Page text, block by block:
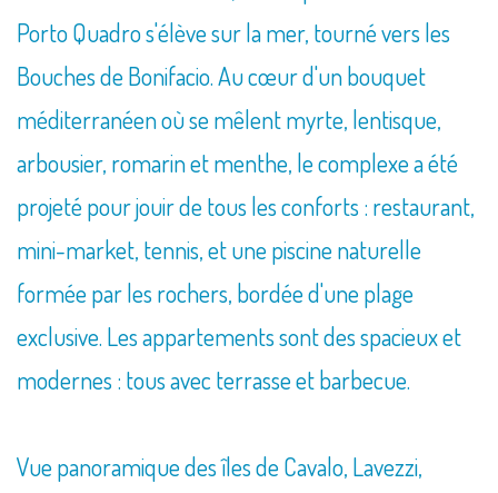
Porto Quadro s'élève sur la mer, tourné vers les
Bouches de Bonifacio. Au cœur d'un bouquet
méditerranéen où se mêlent myrte, lentisque,
arbousier, romarin et menthe, le complexe a été
projeté pour jouir de tous les conforts : restaurant,
mini-market, tennis, et une piscine naturelle
formée par les rochers, bordée d'une plage
exclusive. Les appartements sont des spacieux et
modernes : tous avec terrasse et barbecue.
Vue panoramique des îles de Cavalo, Lavezzi,